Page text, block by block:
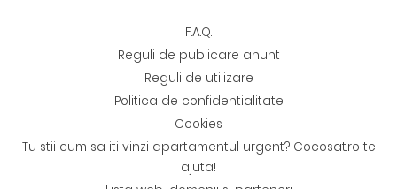
F.A.Q.
Reguli de publicare anunt
Reguli de utilizare
Politica de confidentialitate
Cookies
Tu stii cum sa iti vinzi apartamentul urgent? Cocosat.ro te
ajuta!